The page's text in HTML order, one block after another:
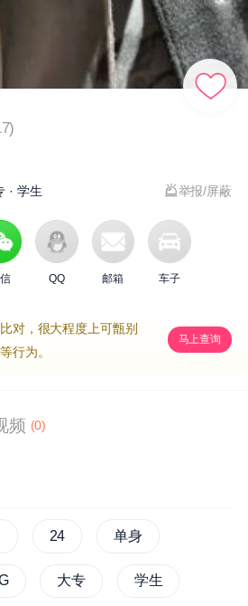
· 学生 举报/屏蔽
QQ 邮箱 车子
对，很大程度上可甑别
行为。
马上查询
频 (0)
24 单身
大专 学生